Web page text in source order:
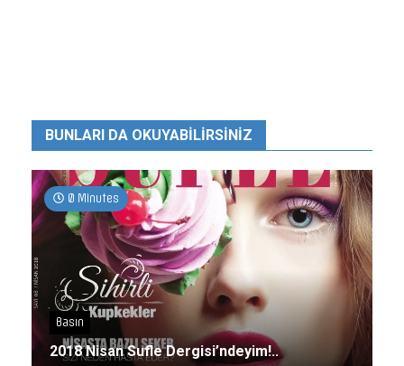
BUNLARI DA OKUYABILIRSINIZ
0 Minutes
Basın
2018 Nisan Sufle Dergisi’ndeyim!..